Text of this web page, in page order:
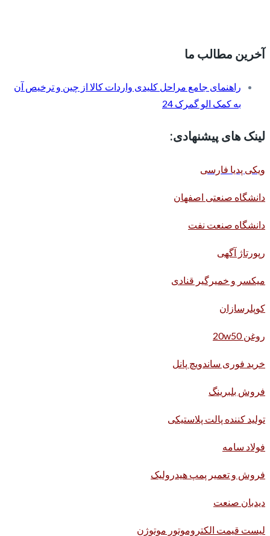
آخرین مطالب ما
راهنمای جامع مراحل کلیدی واردات کالا از چین و ترخیص آن
به کمک الو گمرک 24
لینک های پیشنهادی:
ویکی پدیا فارسی
دانشگاه صنعتی اصفهان
دانشگاه صنعت نفت
رپورتاژ آگهی
میکسر و خمیرگیر قنادی
کوپلرسازان
روغن 20w50
خرید فوری ساندویچ پانل
فروش بلبرینگ
تولید کننده پالت پلاستیکی
فولاد سامه
فروش و تعمیر پمپ هیدرولیک
دیدبان صنعت
لیست قیمت الکتروموتور موتوژن